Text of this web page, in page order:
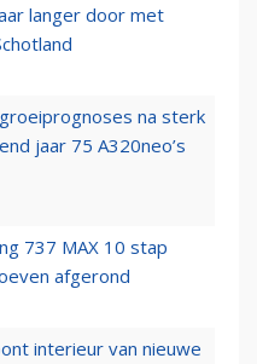
langer door met
na sterk
jaar 75 A320neo’s
737 MAX 10 stap
afgerond
interieur van nieuwe